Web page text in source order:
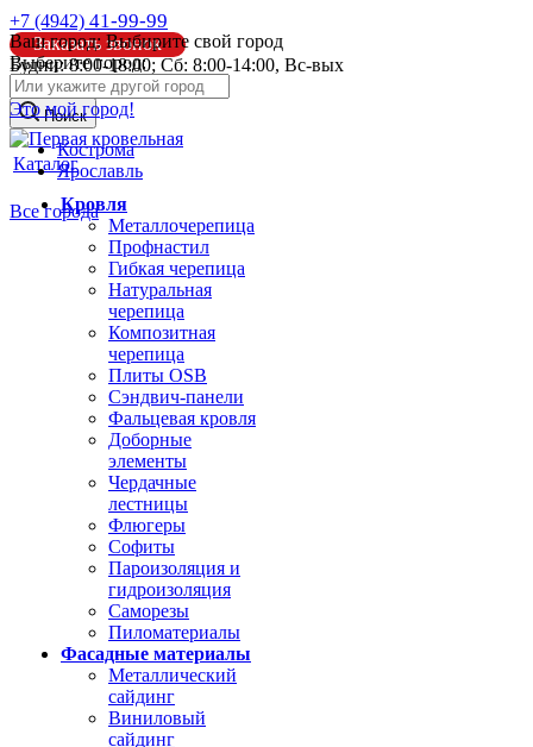
Ваш город: Выбирите свой город
Выберите город:
Это мой город!
Кострома
Ярославль
Все города
+7 (4942) 41-99-99
Заказать звонок
Будни: 8:00-18:00; Сб: 8:00-14:00, Вс-вых
info@pk44.ru
Поиск
Каталог
Кровля
Металлочерепица
Профнастил
Гибкая черепица
Натуральная
черепица
Композитная
черепица
Плиты OSB
Сэндвич-панели
Фальцевая кровля
Доборные
элементы
Чердачные
лестницы
Флюгеры
Софиты
Пароизоляция и
гидроизоляция
Саморезы
Пиломатериалы
Фасадные материалы
Металлический
сайдинг
Виниловый
сайдинг